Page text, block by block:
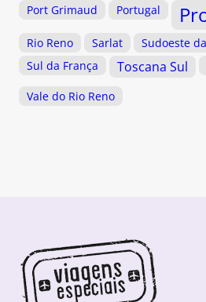
Port Grimaud
Portugal
Rio Reno Sarlat
Sudoeste
Sul da França
Toscana Sul
Vale do Rio Reno